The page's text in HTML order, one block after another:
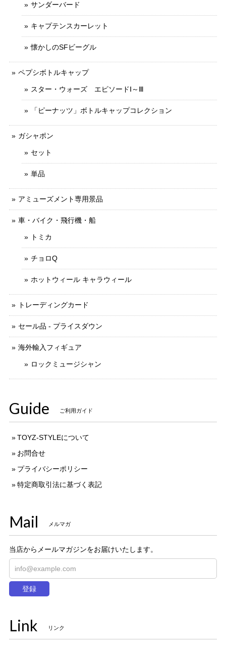
サンダーバード
キャプテンスカーレット
懐かしのSFビーグル
ペプシボトルキャップ
スター・ウォーズ エピソードⅠ～Ⅲ
「ピーナッツ」ボトルキャップコレクション
ガシャポン
セット
単品
アミューズメント専用景品
車・バイク・飛行機・船
トミカ
チョロQ
ホットウィール キャラウィール
トレーディングカード
セール品 - プライスダウン
海外輸入フィギュア
ロックミュージシャン
Guide ご利用ガイド
TOYZ-STYLEについて
お問合せ
プライバシーポリシー
特定商取引法に基づく表記
Mail メルマガ
当店からメールマガジンをお届けいたします。
登録
Link リンク